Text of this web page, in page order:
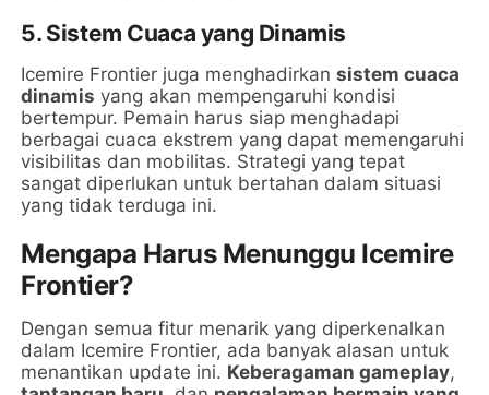
5. Sistem Cuaca yang Dinamis
Icemire Frontier juga menghadirkansistem cuaca
dinamis yang akan mempengaruhi kondisi
bertempur. Pemain harus siap menghadapi
berbagai cuaca ekstrem yang dapat memengaruhi
visibilitas dan mobilitas. Strategi yang tepat
sangat diperlukan untuk bertahan dalam situasi
yang tidak terduga ini.
Mengapa Harus Menunggu Icemire
Frontier?
Dengan semua fitur menarik yang diperkenalkan
dalam Icemire Frontier, ada banyak alasan untuk
menantikan update ini. Keberagaman gameplay,